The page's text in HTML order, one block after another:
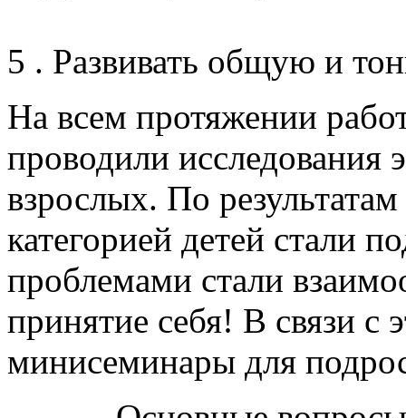
5 . Развивать общую и
На всем протяжении
проводили исследования
взрослых. По
категорией детей стали
проблемами стали
принятие себя! В связи с
минисеминары для